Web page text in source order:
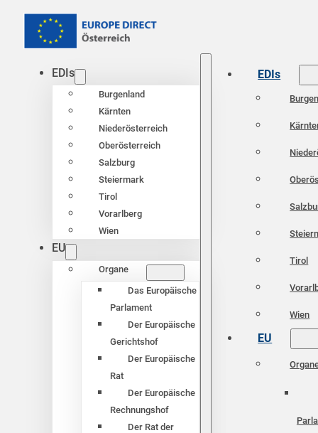
EDIs
Burgenland
Kärnten
Niederösterreich
Oberösterreich
Salzburg
Steiermark
Tirol
Vorarlberg
Wien
EU
Organe
Das Europäische
Parlament
Der Europäische
Gerichtshof
Der Europäische
Rat
Der Europäische
Rechnungshof
Der Rat der
EDIs
Tirol
Wien
EU